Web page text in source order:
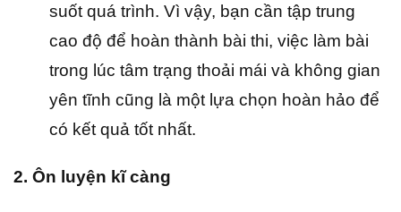
suốt quá trình. Vì vậy, bạn cần tập trung
cao độ để hoàn thành bài thi, việc làm bài
trong lúc tâm trạng thoải mái và không gian
yên tĩnh cũng là một lựa chọn hoàn hảo để
có kết quả tốt nhất.
2. Ôn luyện kĩ càng